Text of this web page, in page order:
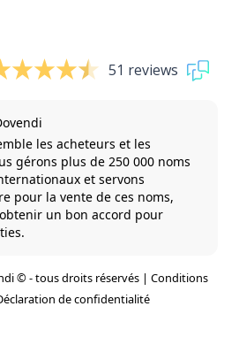
51 reviews
les acheteurs et les
gérons plus de 250 000 noms
et servons
pour la vente de ces noms,
un bon accord pour
© - tous droits réservés | Conditions
de confidentialité